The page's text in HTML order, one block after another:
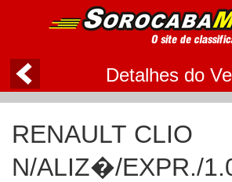
Detalhes do
RENAULT CLIO
N/ALIZ�/EXPR./